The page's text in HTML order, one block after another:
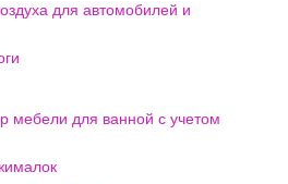
для автомобилей и
мебели для ванной с учетом